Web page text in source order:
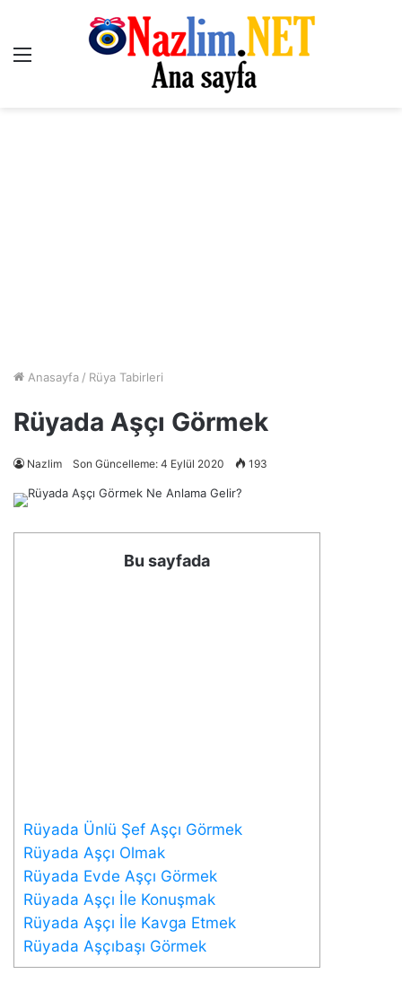
Menü
Anasayfa / Rüya Tabirleri
Rüyada Aşçı Görmek
Nazlim Son Güncelleme: 4 Eylül 2020 193
Bu sayfada
Rüyada Ünlü Şef Aşçı Görmek
Rüyada Aşçı Olmak
Rüyada Evde Aşçı Görmek
Rüyada Aşçı İle Konuşmak
Rüyada Aşçı İle Kavga Etmek
Rüyada Aşçıbaşı Görmek